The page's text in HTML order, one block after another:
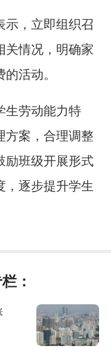
示，立即组织召
关情况，明确家
活动。
生劳动能力特
方案，合理调整
励班级开展形式
，逐步提升学生
：